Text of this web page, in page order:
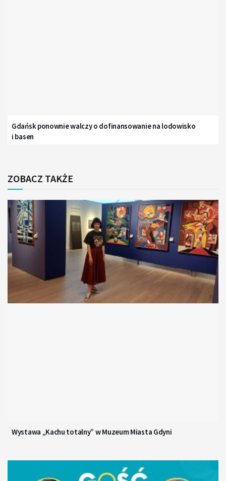
Gdańsk ponownie walczy o dofinansowanie na lodowisko
i basen
ZOBACZ TAKŻE
Wystawa „Kachu totalny” w Muzeum Miasta Gdyni